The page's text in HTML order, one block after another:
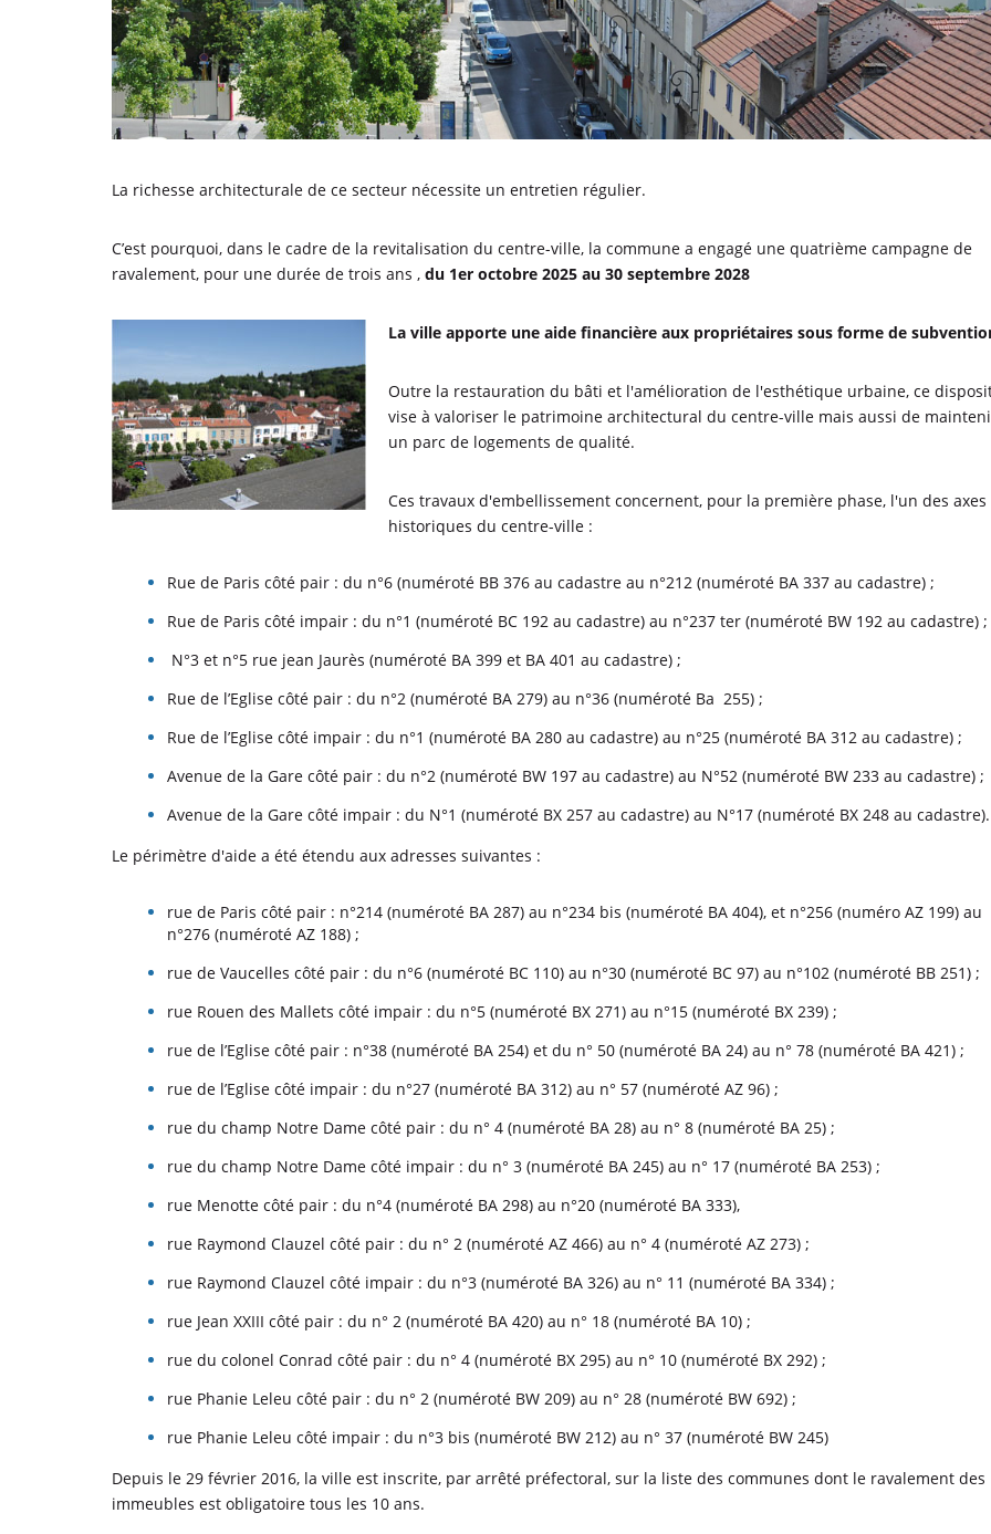
La richesse architecturale de ce secteur nécessite un entretien régulier.
C’est pourquoi, dans le cadre de la revitalisation du centre-ville, la commune a engagé une quatrième campagne de
ravalement, pour une durée de trois ans , du 1er octobre 2025 au 30 septembre 2028
La ville apporte une aide financière aux propriétaires sous forme de
Outre la restauration du bâti et l'amélioration de l'esthétique urbaine, ce
vise à valoriser le patrimoine architectural du centre-ville mais aussi de
un parc de logements de qualité.
Ces travaux d'embellissement concernent, pour la première phase, l'un des axes
historiques du centre-ville :
Rue de Paris côté pair : du n°6 (numéroté BB 376 au cadastre au n°212 (numéroté BA 337 au cadastre) ;
Rue de Paris côté impair : du n°1 (numéroté BC 192 au cadastre) au n°237 ter (numéroté BW 192 au cadastre) ;
N°3 et n°5 rue jean Jaurès (numéroté BA 399 et BA 401 au cadastre) ;
Rue de l’Eglise côté pair : du n°2 (numéroté BA 279) au n°36 (numéroté Ba 255) ;
Rue de l’Eglise côté impair : du n°1 (numéroté BA 280 au cadastre) au n°25 (numéroté BA 312 au cadastre) ;
Avenue de la Gare côté pair : du n°2 (numéroté BW 197 au cadastre) au N°52 (numéroté BW 233 au cadastre) ;
Avenue de la Gare côté impair : du N°1 (numéroté BX 257 au cadastre) au N°17 (numéroté BX 248 au cadastre).
Le périmètre d'aide a été étendu aux adresses suivantes :
rue de Paris côté pair : n°214 (numéroté BA 287) au n°234 bis (numéroté BA 404), et n°256 (numéro AZ 199) au
n°276 (numéroté AZ 188) ;
rue de Vaucelles côté pair : du n°6 (numéroté BC 110) au n°30 (numéroté BC 97) au n°102 (numéroté BB 251) ;
rue Rouen des Mallets côté impair : du n°5 (numéroté BX 271) au n°15 (numéroté BX 239) ;
rue de l’Eglise côté pair : n°38 (numéroté BA 254) et du n° 50 (numéroté BA 24) au n° 78 (numéroté BA 421) ;
rue de l’Eglise côté impair : du n°27 (numéroté BA 312) au n° 57 (numéroté AZ 96) ;
rue du champ Notre Dame côté pair : du n° 4 (numéroté BA 28) au n° 8 (numéroté BA 25) ;
rue du champ Notre Dame côté impair : du n° 3 (numéroté BA 245) au n° 17 (numéroté BA 253) ;
rue Menotte côté pair : du n°4 (numéroté BA 298) au n°20 (numéroté BA 333),
rue Raymond Clauzel côté pair : du n° 2 (numéroté AZ 466) au n° 4 (numéroté AZ 273) ;
rue Raymond Clauzel côté impair : du n°3 (numéroté BA 326) au n° 11 (numéroté BA 334) ;
rue Jean XXIII côté pair : du n° 2 (numéroté BA 420) au n° 18 (numéroté BA 10) ;
rue du colonel Conrad côté pair : du n° 4 (numéroté BX 295) au n° 10 (numéroté BX 292) ;
rue Phanie Leleu côté pair : du n° 2 (numéroté BW 209) au n° 28 (numéroté BW 692) ;
rue Phanie Leleu côté impair : du n°3 bis (numéroté BW 212) au n° 37 (numéroté BW 245)
Depuis le 29 février 2016, la ville est inscrite, par arrêté préfectoral, sur la liste des communes dont le ravalement des
immeubles est obligatoire tous les 10 ans.